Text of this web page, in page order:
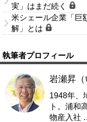
実」はまだ続く
米シェール企業「巨
解」とは
執筆者プロフィール
岩瀬昇（
1948年、
ト。浦和
物産入社